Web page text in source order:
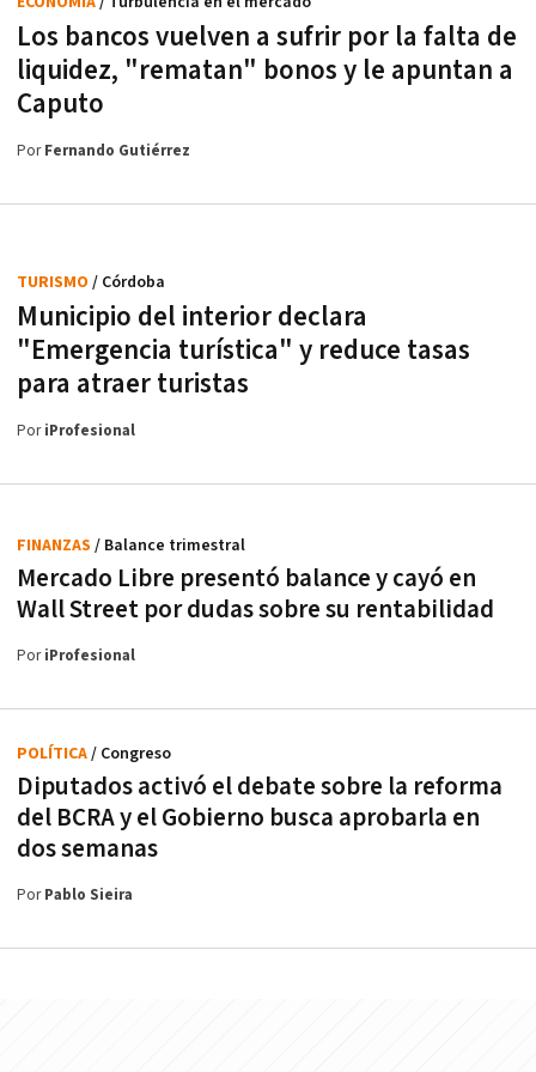
Los bancos vuelven a sufrir por la falta de
liquidez, "rematan" bonos y le apuntan a
Caputo
PorFernando Gutiérrez
Municipio del interior declara
"Emergencia turística" y reduce tasas
para atraer turistas
TURISMO / Córdoba
PoriProfesional
Mercado Libre presentó balance y cayó en
Wall Street por dudas sobre su rentabilidad
FINANZAS / Balance trimestral
PoriProfesional
Diputados activó el debate sobre la reforma
del BCRA y el Gobierno busca aprobarla en
dos semanas
POLÍTICA/ Congreso
PorPablo Sieira